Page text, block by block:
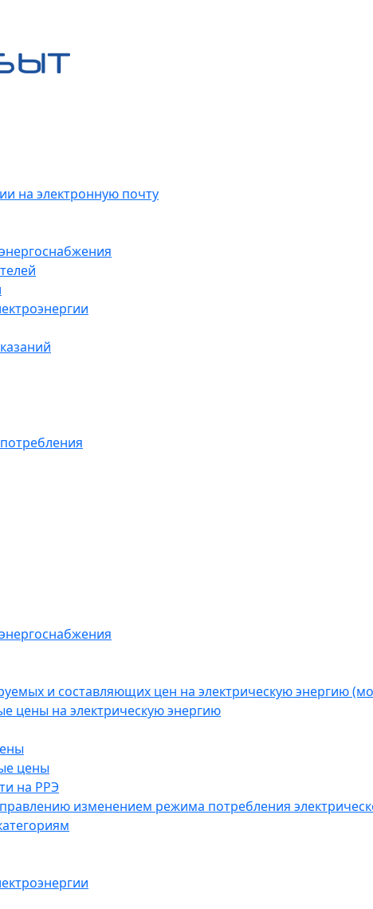
на электронную почту
и составляющих цен на электрическую энергию
цены на электрическую энергию
цены
на РРЭ
изменением режима потребления